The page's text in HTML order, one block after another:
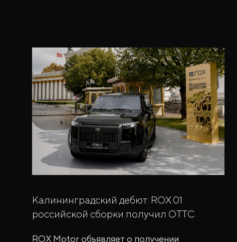
Калининградский дебют: ROX 01
российской сборки получил ОТТС
ROX Motor объявляет о получении